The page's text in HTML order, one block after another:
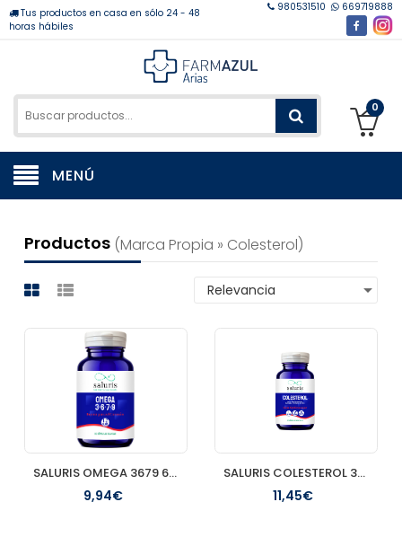
Tus productos en casa en sólo 24 - 48
horas hábiles
980531510 669719888
0
MENÚ
Productos (marca Propia » Colesterol)
SALURIS OMEGA 3679 60 PERLAS
9,94€
SALURIS COLESTEROL 30 CAPSULAS
11,45€